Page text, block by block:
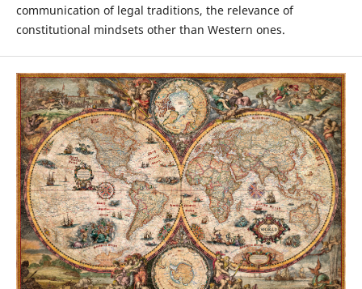
communication of legal traditions, the relevance of
constitutional mindsets other than Western ones.